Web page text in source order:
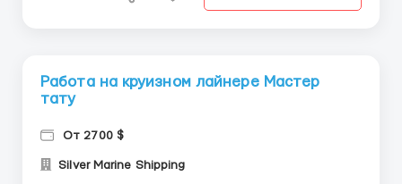
Предпочтительно умение дав...
Работа на круизном лайнере Мастер
тату
От 2700 $
Silver Marine Shipping